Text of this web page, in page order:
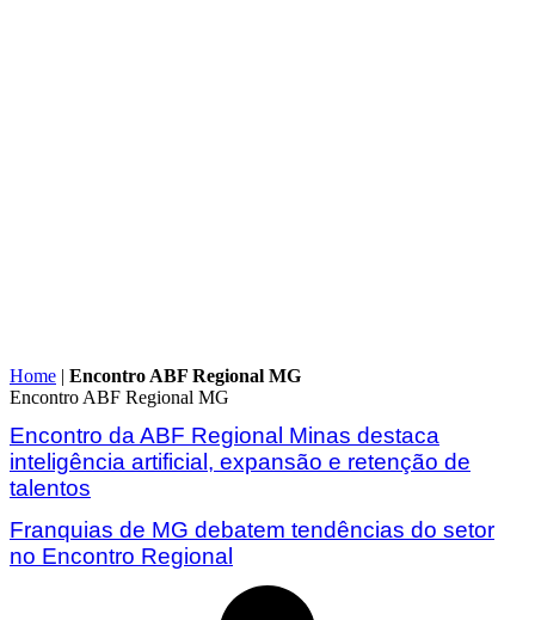
Home | Encontro ABF Regional MG
Encontro ABF Regional MG
Encontro da ABF Regional Minas destaca
inteligência artificial, expansão e retenção de
talentos
Franquias de MG debatem tendências do setor
no Encontro Regional